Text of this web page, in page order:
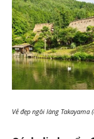
Vẻ đẹp ngôi làng Takayama